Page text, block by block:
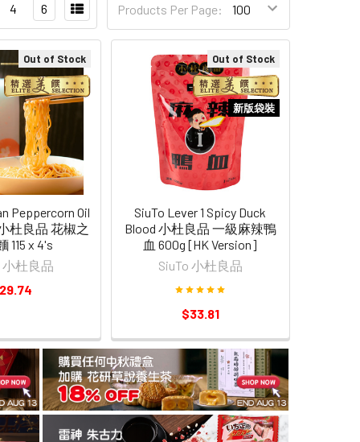
Products Per Page:
4 6
Out of Stock
Peppercorn Oil
杜良品 花椒之
115 x 4's
小杜良品
Out of Stock
新版袋裝
SiuTo Lever 1 Spicy Duck
Blood 小杜良品 一級麻辣鴨
血 600g [HK Version]
SiuTo 小杜良品
$33.81